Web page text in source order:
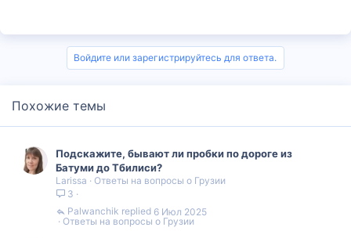
Войдите или зарегистрируйтесь для ответа.
Похожие темы
Подскажите, бывают ли пробки по дороге из
Батуми до Тбилиси?
Larissa
Ответы на вопросы о Грузии
3
Ответы на вопросы о Грузии
6 Июл 2025
Palwanchik